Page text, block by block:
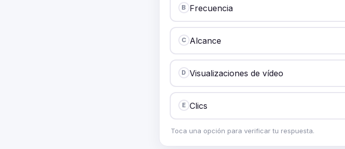
B Frecuencia
C Alcance
D Visualizaciones de vídeo
E Clics
Toca una opción para verificar tu respuesta.